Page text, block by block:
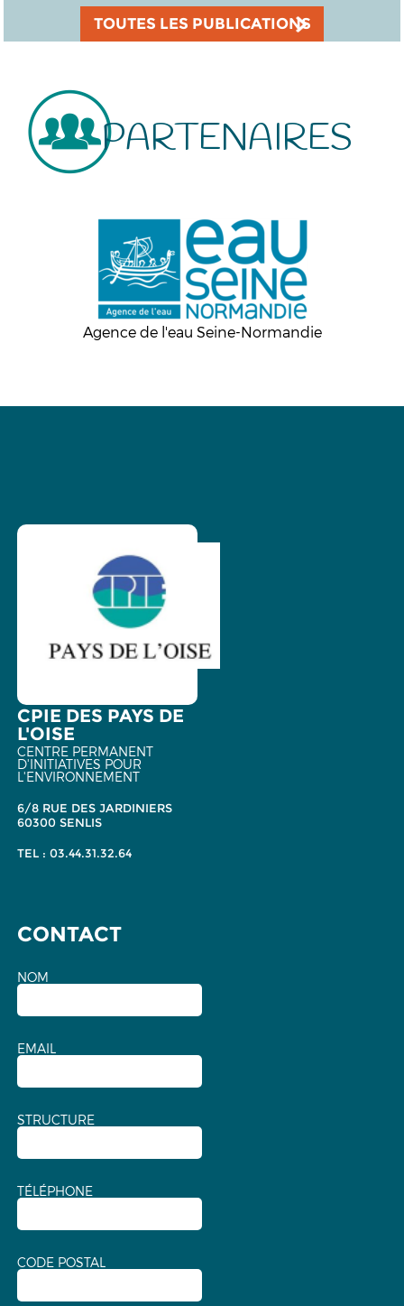
TOUTES LES PUBLICATIONS
PARTENAIRES
Agence de l'eau Seine-Normandie
CPIE DES PAYS DE
L'OISE
CENTRE PERMANENT
D'INITIATIVES POUR
L'ENVIRONNEMENT
6/8 RUE DES JARDINIERS
60300 SENLIS
TEL : 03.44.31.32.64
CONTACT
NOM
EMAIL
STRUCTURE
TÉLÉPHONE
CODE POSTAL